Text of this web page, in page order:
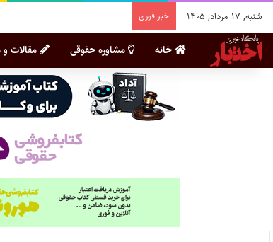
شنبه, ۱۷ مرداد, ۱۴۰۵ خبر فوری
خانه مشاوره حقوقی مقالات